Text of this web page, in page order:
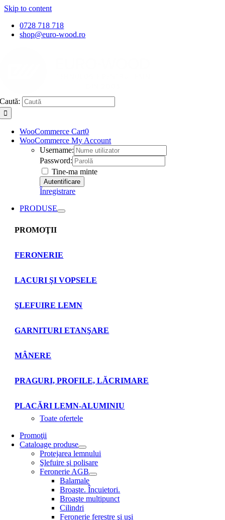
Skip to content
0728 718 718
shop@euro-wood.ro
Caută:
WooCommerce Cart0
WooCommerce My Account
Username:
Password:
Tine-ma minte
Înregistrare
PRODUSE
PROMOŢII
FERONERIE
LACURI ŞI VOPSELE
ŞLEFUIRE LEMN
GARNITURI ETANŞARE
MÂNERE
PRAGURI, PROFILE, LĂCRIMARE
PLACĂRI LEMN-ALUMINIU
Toate ofertele
Promoţii
Cataloage produse
Protejarea lemnului
Şlefuire şi polisare
Feronerie AGB
Balamale
Broaşte. Încuietori.
Broaşte multipunct
Cilindri
Feronerie ferestre şi uşi